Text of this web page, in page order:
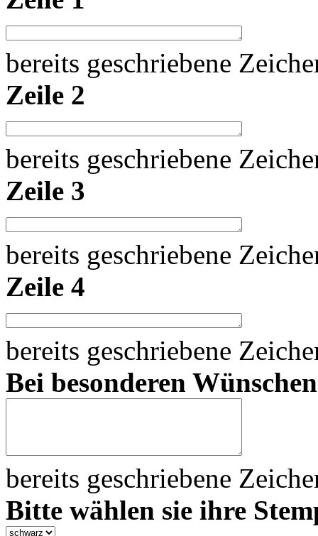
bereits geschriebene
Zeile 2
bereits geschriebene
Zeile 3
bereits geschriebene
Zeile 4
bereits geschriebene
Bei besonderen
bereits geschriebene
Bitte wählen sie ihre